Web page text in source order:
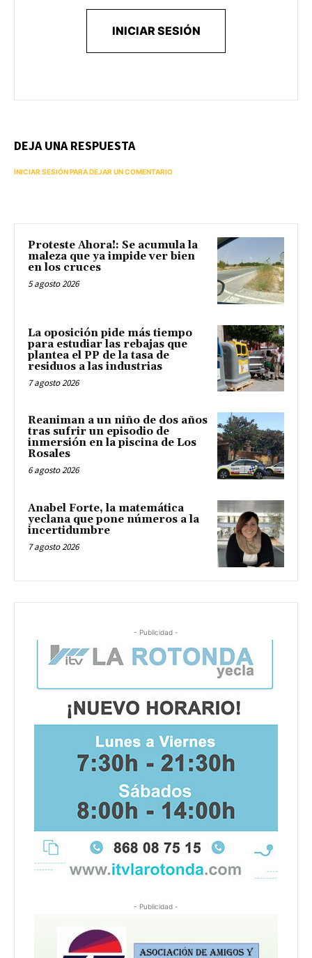
INICIAR SESIÓN
DEJA UNA RESPUESTA
INICIAR SESIÓN PARA DEJAR UN COMENTARIO
Proteste Ahora!: Se acumula la
maleza que ya impide ver bien
en los cruces
5 agosto 2026
La oposición pide más tiempo
para estudiar las rebajas que
plantea el PP de la tasa de
residuos a las industrias
7 agosto 2026
Reaniman a un niño de dos años
tras sufrir un episodio de
inmersión en la piscina de Los
Rosales
6 agosto 2026
Anabel Forte, la matemática
yeclana que pone números a la
incertidumbre
7 agosto 2026
- Publicidad -
- Publicidad -